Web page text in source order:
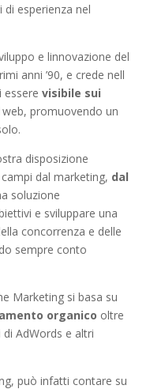
esperienza nel
e linnovazione del
anni ’90, e crede nell
essere visibile sui
promuovendo un
disposizione
dal marketing, dal
soluzione
e sviluppare una
concorrenza e delle
sempre conto
Marketing si basa su
organico oltre
AdWords e altri
può infatti contare su